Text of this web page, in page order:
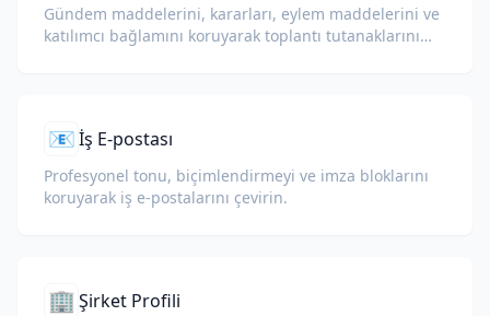
Gündem maddelerini, kararları, eylem maddelerini ve
katılımcı bağlamını koruyarak toplantı tutanaklarını
📧İş E-postası
Profesyonel tonu, biçimlendirmeyi ve imza bloklarını
koruyarak iş e-postalarını çevirin.
🏢 Şirket Profili